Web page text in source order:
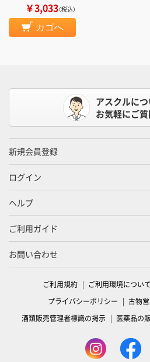
￥3,033（税込）
カゴへ
アスクルに
お気軽にご質
新規会員登録
ログイン
ヘルプ
ご利用ガイド
お問い合わせ
ご利用規約 ご利用環境について
プライバシーポリシー
古物
酒類販売管理者標識の掲示
医薬品の